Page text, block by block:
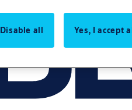
Disable all Yes, I accept